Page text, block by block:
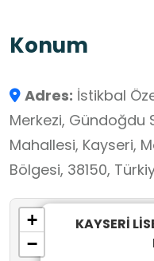
düşüş yaşamıştır.
yıllık tam teşkilatlı
okul, İstiklal Savaşı
Kayseri’ye
1921’de Meclis
yapacak şekilde
Savaşı’nın
uygulanmamıştır.
Konum
Adres: İstikbal
Merkezi, Gündoğdu
Mahallesi, Kayseri,
Bölgesi, 38150,
KAYSERİ
+
−